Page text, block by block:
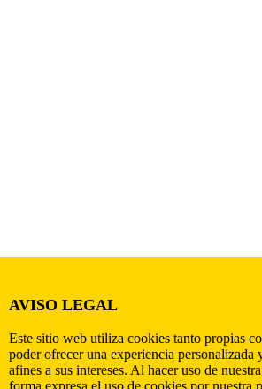
AVISO LEGAL
Este sitio web utiliza cookies tanto propias
poder ofrecer una experiencia personalizada
afines a sus intereses. Al hacer uso de